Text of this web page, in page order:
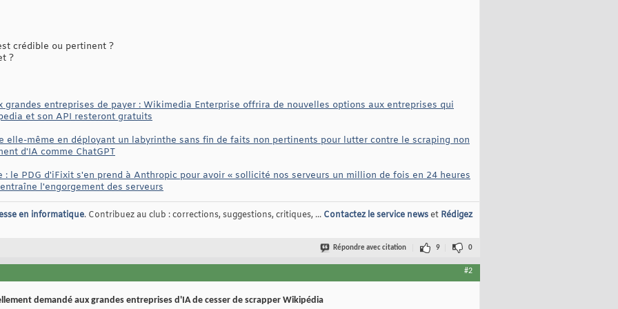
crédible ou pertinent ?
?
grandes entreprises de payer : Wikimedia Enterprise offrira de nouvelles options aux entreprises qui
et son API resteront gratuits
elle-même en déployant un labyrinthe sans fin de faits non pertinents pour lutter contre le scraping non
d'IA comme ChatGPT
: le PDG d'iFixit s'en prend à Anthropic pour avoir « sollicité nos serveurs un million de fois en 24 heures
l'engorgement des serveurs
en informatique. Contribuez au club : corrections, suggestions, critiques, ... Contactez le service newset Rédigez
Répondre avec citation 9 0
#2
demandé aux grandes entreprises d'IA de cesser de scrapper Wikipédia